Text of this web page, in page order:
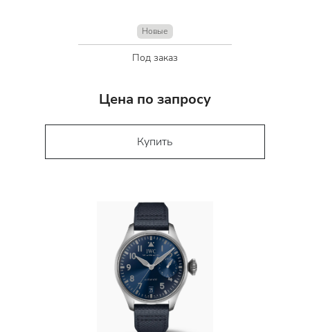
Новые
Под заказ
Цена по запросу
Купить